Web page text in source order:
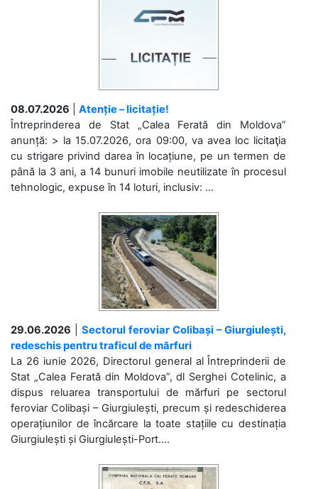
08.07.2026
Atenție – licitație!
Întreprinderea de Stat „Calea Ferată din Moldova”
anunță: > la 15.07.2026, ora 09:00, va avea loc licitaţia
cu strigare privind darea în locațiune, pe un termen de
până la 3 ani, a 14 bunuri imobile neutilizate în procesul
tehnologic, expuse în 14 loturi, inclusiv: ...
29.06.2026
Sectorul feroviar Colibași – Giurgiulești,
redeschis pentru traficul de mărfuri
La 26 iunie 2026, Directorul general al Întreprinderii de
Stat „Calea Ferată din Moldova”, dl Serghei Cotelinic, a
dispus reluarea transportului de mărfuri pe sectorul
feroviar Colibași – Giurgiulești, precum și redeschiderea
operațiunilor de încărcare la toate stațiile cu destinația
Giurgiulești și Giurgiulești-Port....